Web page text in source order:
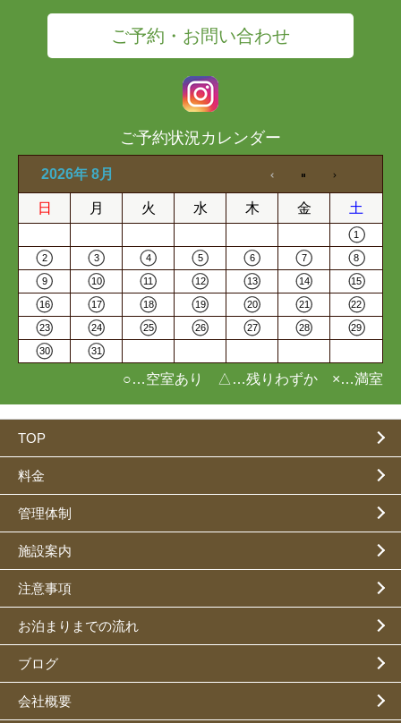
ご予約・お問い合わせ
ご予約状況カレンダー
2026年 8月
日 月 火 水 木 金 土
1
2 3 4 5 6 7 8
9 10 11 12 13 14 15
16 17 18 19 20 21 22
23 24 25 26 27 28 29
30 31
○…空室あり △…残りわずか ×…満室
TOP
料金
管理体制
施設案内
注意事項
お泊まりまでの流れ
ブログ
会社概要